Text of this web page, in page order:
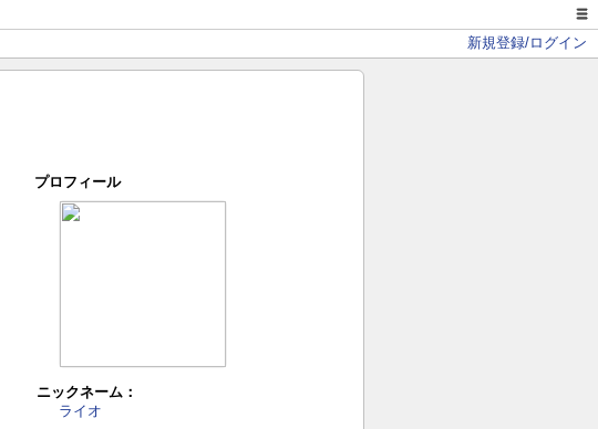
新規登録/ログイン
プロフィール
ニックネーム：
ライオ